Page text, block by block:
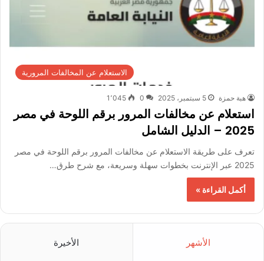
الاستعلام عن المخالفات المرورية
هبة حمزة 5 سبتمبر، 2025 0 1٬045
استعلام عن مخالفات المرور برقم اللوحة في مصر
2025 – الدليل الشامل
تعرف على طريقة الاستعلام عن مخالفات المرور برقم اللوحة في مصر
2025 عبر الإنترنت بخطوات سهلة وسريعة، مع شرح طرق…
أكمل القراءة »
الأشهر الأخيرة